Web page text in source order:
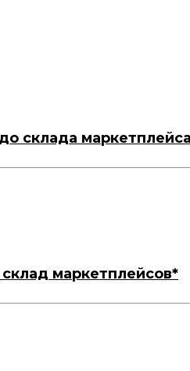
склада
маркетплейсов*